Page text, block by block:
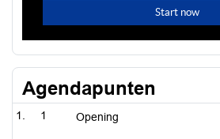
Agendapunten
1 Opening